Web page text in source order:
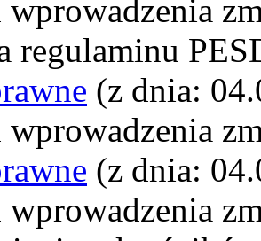
regulaminu
(z dnia:
(z dnia: